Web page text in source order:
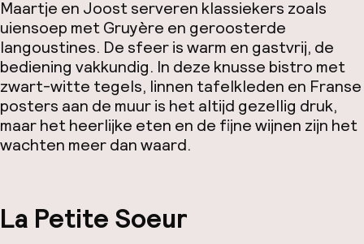
Maartje en Joost serveren klassiekers zoals
uiensoep met Gruyère en geroosterde
langoustines. De sfeer is warm en gastvrij, de
bediening vakkundig. In deze knusse bistro met
zwart-witte tegels, linnen tafelkleden en Franse
posters aan de muur is het altijd gezellig druk,
maar het heerlijke eten en de fijne wijnen zijn het
wachten meer dan waard.
La Petite Soeur